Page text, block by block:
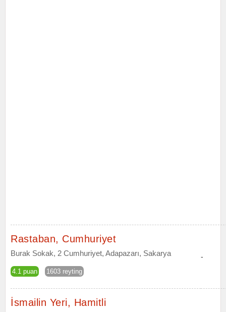
Rastaban, Cumhuriyet
Burak Sokak, 2 Cumhuriyet, Adapazarı, Sakarya
4.1 puan 1603 reyting
-
İsmailin Yeri, Hamitli